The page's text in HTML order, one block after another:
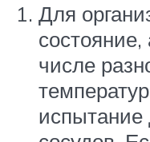
Для
числе
испытание